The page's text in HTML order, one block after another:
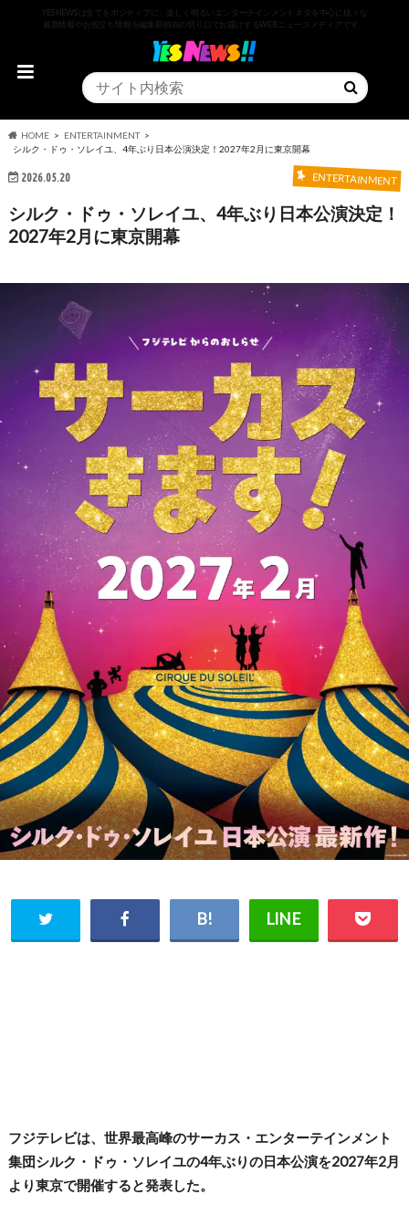
YESNEWSは全てをポジティブに、楽しく明るいエンターテインメントネタを中心に様々な
最新情報やお役立ち情報を編集部独自の切り口でお届けするWEBニュースメディアです。
HOME
ENTERTAINMENT
シルク・ドゥ・ソレイユ、4年ぶり日本公演決定！2027年2月に東京開幕
2026.05.20 ENTERTAINMENT
シルク・ドゥ・ソレイユ、4年ぶり日本公演決定！
2027年2月に東京開幕
フジテレビは、世界最高峰のサーカス・エンターテインメント
集団シルク・ドゥ・ソレイユの4年ぶりの日本公演を2027年2月
より東京で開催すると発表した。